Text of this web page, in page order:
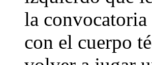
la
con el cuerpo